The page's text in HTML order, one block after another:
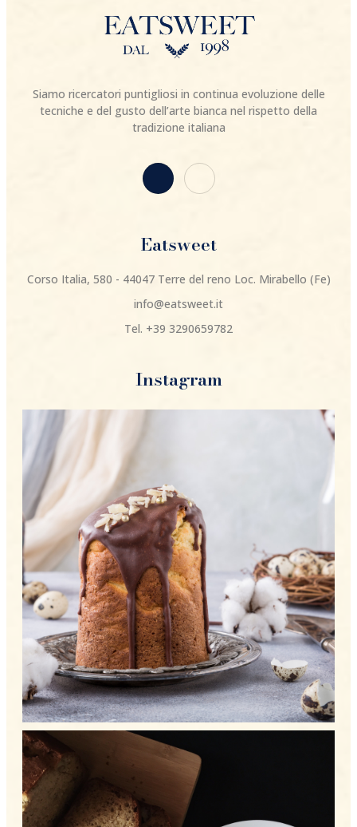
Siamo ricercatori puntigliosi in continua evoluzione delle
tecniche e del gusto dell’arte bianca nel rispetto della
tradizione italiana
Eatsweet
Corso Italia, 580 - 44047 Terre del reno Loc. Mirabello (Fe)
info@eatsweet.it
Tel. +39 3290659782
Instagram